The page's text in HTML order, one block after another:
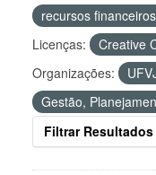
recursos financeiros
Licenças:
Creative
Organizações:
Gestão,
Filtrar Resultados